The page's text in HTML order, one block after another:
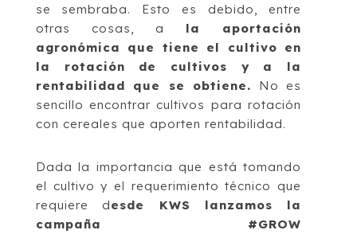
se sembraba. Esto es debido, entre
otras cosas, a la aportación
agronómica que tiene el cultivo en
la rotación de cultivos y a la
rentabilidad que se obtiene. No es
sencillo encontrar cultivos para rotación
con cereales que aporten rentabilidad.
Dada la importancia que está tomando
el cultivo y el requerimiento técnico que
requiere desde KWS lanzamos la
campaña #GROW